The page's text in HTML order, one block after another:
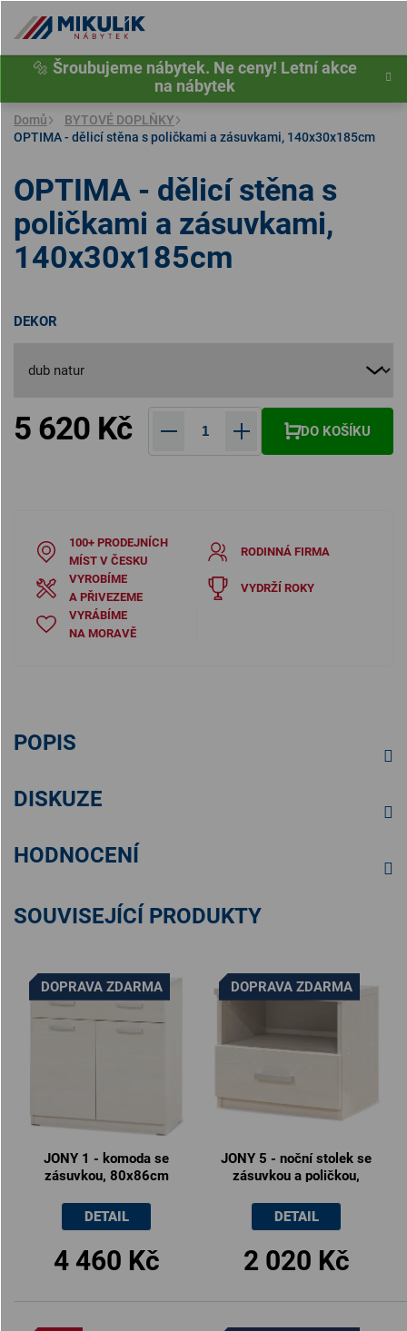
obsah
🔩 Šroubujeme nábytek. Ne ceny! Letní akce
na nábytek
Domů
BYTOVÉ DOPLŇKY
OPTIMA - dělicí stěna s poličkami a zásuvkami, 140x30x185cm
DEKOR
5 620 Kč DO KOŠÍKU
OPTIMA - dělicí stěna s
poličkami a zásuvkami,
140x30x185cm
100+ PRODEJNÍCH
MÍST V ČESKU
RODINNÁ FIRMA
VYROBÍME
A PŘIVEZEME
VYDRŽÍ ROKY
VYRÁBÍME
NA MORAVĚ
POPIS
DISKUZE
HODNOCENÍ
SOUVISEJÍCÍ PRODUKTY
DOPRAVA ZDARMA
JONY 1 - komoda se
zásuvkou, 80x86cm
4 460 Kč
DETAIL
DOPRAVA ZDARMA
JONY 5 - noční stolek se
zásuvkou a poličkou,
2 020 Kč
DETAIL